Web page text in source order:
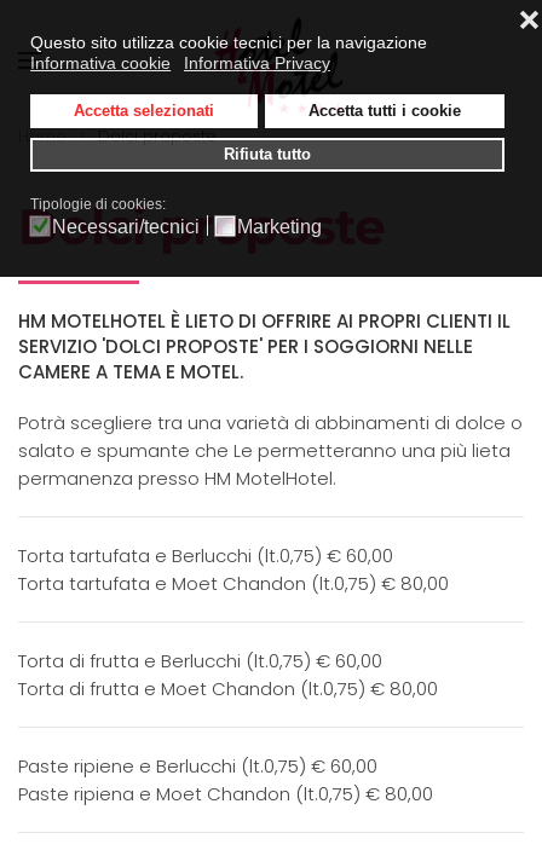
Questo sito utilizza cookie tecnici per la navigazione
Informativa cookie
Informativa Privacy
Accetta selezionati Accetta tutti i cookie
Rifiuta tutto
❌
Tipologie di cookies:
Necessari/tecnici Marketing
Skip to main content
Home Dolci proposte
Dolci proposte
HM MOTELHOTEL È LIETO DI OFFRIRE AI PROPRI CLIENTI IL
SERVIZIO 'DOLCI PROPOSTE' PER I SOGGIORNI NELLE
CAMERE A TEMA E MOTEL.
Potrà scegliere tra una varietà di abbinamenti di dolce o
salato e spumante che Le permetteranno una più lieta
permanenza presso HM MotelHotel.
Torta tartufata e Berlucchi (lt.0,75) € 60,00
Torta tartufata e Moet Chandon (lt.0,75) € 80,00
Torta di frutta e Berlucchi (lt.0,75) € 60,00
Torta di frutta e Moet Chandon (lt.0,75) € 80,00
Paste ripiene e Berlucchi (lt.0,75) € 60,00
Paste ripiena e Moet Chandon (lt.0,75) € 80,00